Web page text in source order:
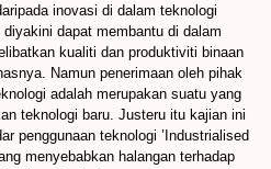
inovasi di dalam teknologi
dapat membantu di dalam
kualiti dan produktiviti binaan
Namun penerimaan oleh pihak
adalah merupakan suatu yang
teknologi baru. Justeru itu kajian ini
penggunaan teknologi ’Industrialised
menyebabkan halangan terhadap